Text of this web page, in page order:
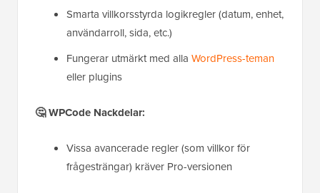
Smarta villkorsstyrda logikregler (datum, enhet,
användarroll, sida, etc.)
Fungerar utmärkt med alla WordPress-teman
eller plugins
🤔 WPCode Nackdelar:
Vissa avancerade regler (som villkor för
frågesträngar) kräver Pro-versionen